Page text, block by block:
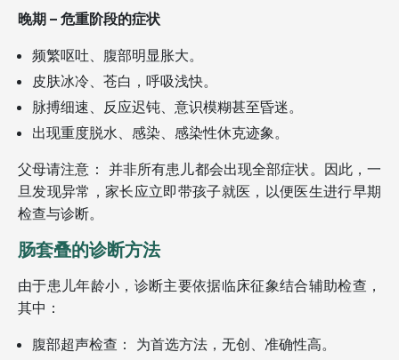
晚期 – 危重阶段的症状
频繁呕吐、腹部明显胀大。
皮肤冰冷、苍白，呼吸浅快。
脉搏细速、反应迟钝、意识模糊甚至昏迷。
出现重度脱水、感染、感染性休克迹象。
父母请注意： 并非所有患儿都会出现全部症状。因此，一
旦发现异常，家长应立即带孩子就医，以便医生进行早期
检查与诊断。
肠套叠的诊断方法
由于患儿年龄小，诊断主要依据临床征象结合辅助检查，
其中：
腹部超声检查： 为首选方法，无创、准确性高。